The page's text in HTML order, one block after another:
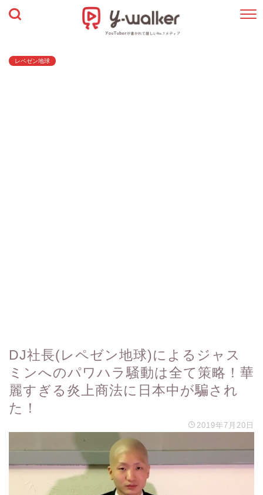
レペゼン地球
DJ社長(レペゼン地球)によるジャス
ミンへのパワハラ騒動は全て策略！華
麗すぎる炎上商法に日本中が騙され
た！
2019年7月20日